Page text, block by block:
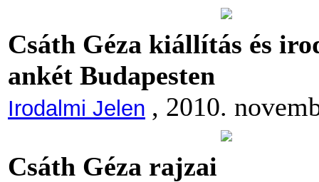
Csáth Géza kiállítás és
ankét Budapesten
Irodalmi Jelen , 2010.
Csáth Géza rajzai